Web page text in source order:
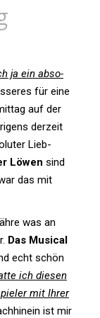
ja ein abso­
für eine
auf der
der­zeit
Lieb­
Löwen sind
das mit
was an
Das Musical
echt schön
ich diesen
mit Ihrer
ist mir